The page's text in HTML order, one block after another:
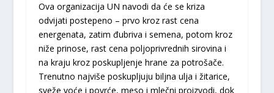
Ova organizacija UN navodi da će se kriza
odvijati postepeno – prvo kroz rast cena
energenata, zatim đubriva i semena, potom kroz
niže prinose, rast cena poljoprivrednih sirovina i
na kraju kroz poskupljenje hrane za potrošače.
Trenutno najviše poskupljuju biljna ulja i žitarice,
sveže voće i povrće, meso i mlečni proizvodi, dok